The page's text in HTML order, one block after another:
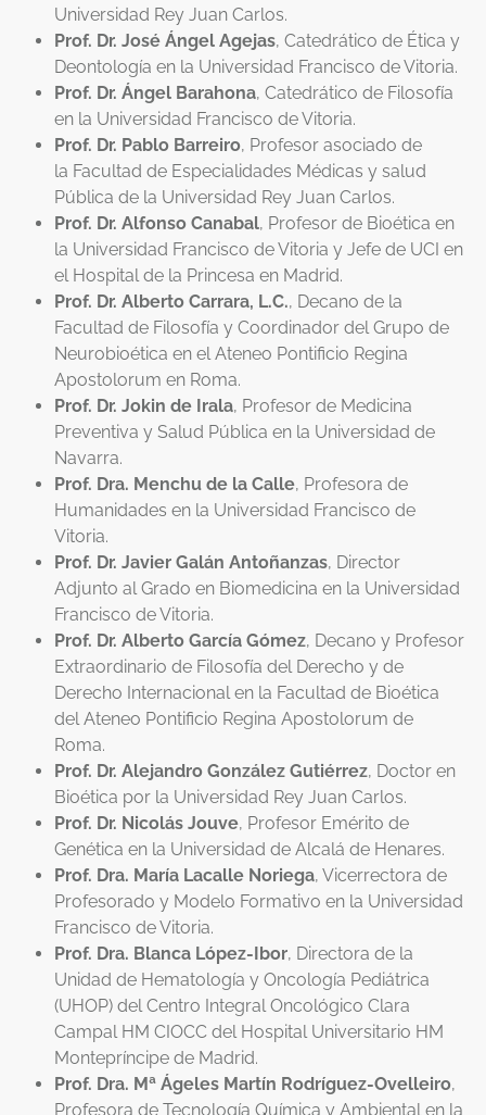
Universidad Rey Juan Carlos.
Prof. Dr. José Ángel Agejas, Catedrático de Ética y
Deontología en la Universidad Francisco de Vitoria.
Prof. Dr. Ángel Barahona, Catedrático de Filosofía
en la Universidad Francisco de Vitoria.
Prof. Dr. Pablo Barreiro, Profesor asociado de
la Facultad de Especialidades Médicas y salud
Pública de la Universidad Rey Juan Carlos.
Prof. Dr. Alfonso Canabal, Profesor de Bioética en
la Universidad Francisco de Vitoria y Jefe de UCI en
el Hospital de la Princesa en Madrid.
Prof. Dr. Alberto Carrara, L.C., Decano de la
Facultad de Filosofía y Coordinador del Grupo de
Neurobioética en el Ateneo Pontificio Regina
Apostolorum en Roma.
Prof. Dr. Jokin de Irala, Profesor de Medicina
Preventiva y Salud Pública en la Universidad de
Navarra.
Prof. Dra. Menchu de la Calle, Profesora de
Humanidades en la Universidad Francisco de
Vitoria.
Prof. Dr. Javier Galán Antoñanzas, Director
Adjunto al Grado en Biomedicina en la Universidad
Francisco de Vitoria.
Prof. Dr. Alberto García Gómez, Decano y Profesor
Extraordinario de Filosofía del Derecho y de
Derecho Internacional en la Facultad de Bioética
del Ateneo Pontificio Regina Apostolorum de
Roma.
Prof. Dr. Alejandro González Gutiérrez, Doctor en
Bioética por la Universidad Rey Juan Carlos.
Prof. Dr. Nicolás Jouve, Profesor Emérito de
Genética en la Universidad de Alcalá de Henares.
Prof. Dra. María Lacalle Noriega, Vicerrectora de
Profesorado y Modelo Formativo en la Universidad
Francisco de Vitoria.
Prof. Dra. Blanca López-Ibor, Directora de la
Unidad de Hematología y Oncología Pediátrica
(UHOP) del Centro Integral Oncológico Clara
Campal HM CIOCC del Hospital Universitario HM
Montepríncipe de Madrid.
Prof. Dra. Mª Ágeles Martín Rodríguez-Ovelleiro,
Profesora de Tecnología Química y Ambiental en la